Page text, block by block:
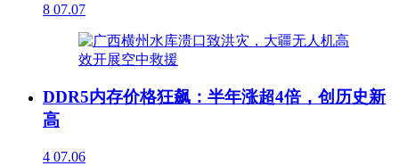
8 07.07
DDR5内存价格狂飙：半年涨超4倍，创历史新
高
4 07.06